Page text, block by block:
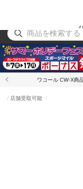
メ
アウ
ワコール CW-X商
店舗受取可能